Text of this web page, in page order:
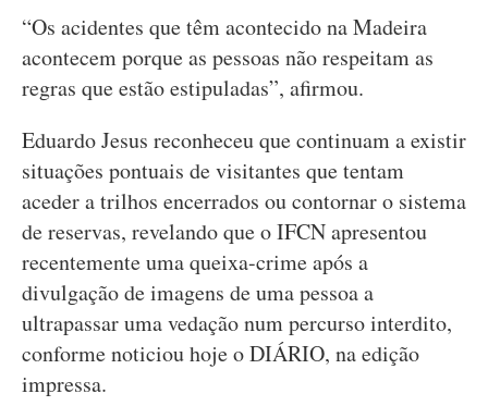
“Os acidentes que têm acontecido na Madeira
acontecem porque as pessoas não respeitam as
regras que estão estipuladas”, afirmou.
Eduardo Jesus reconheceu que continuam a existir
situações pontuais de visitantes que tentam
aceder a trilhos encerrados ou contornar o sistema
de reservas, revelando que o IFCN apresentou
recentemente uma queixa-crime após a
divulgação de imagens de uma pessoa a
ultrapassar uma vedação num percurso interdito,
conforme noticiou hoje o DIÁRIO, na edição
impressa.